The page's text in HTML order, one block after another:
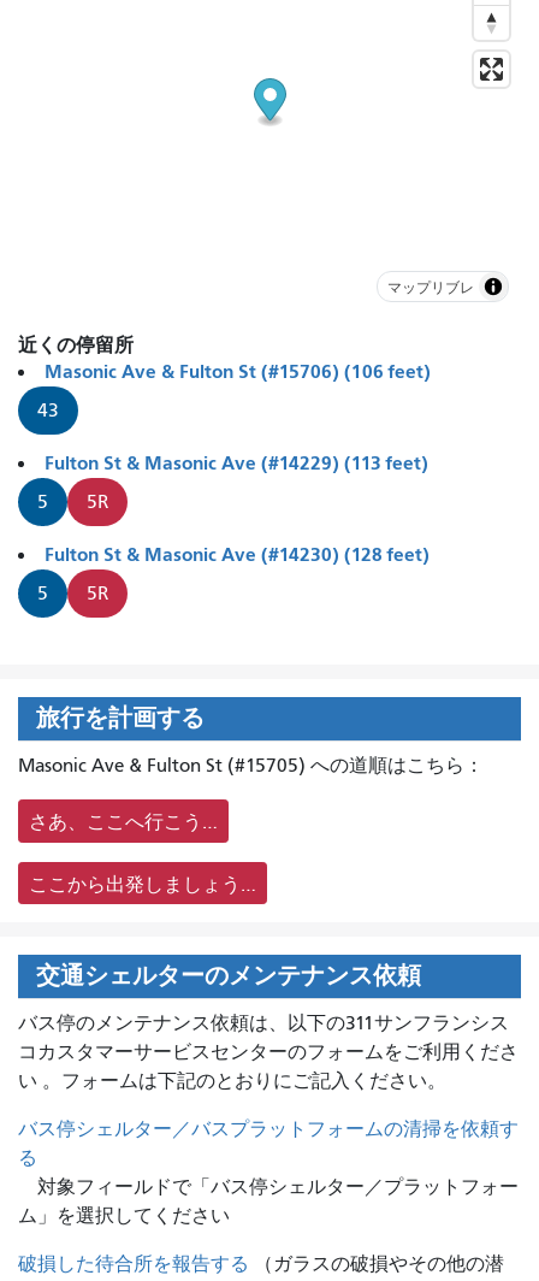
マップリブレ
近くの停留所
Masonic Ave & Fulton St (#15706) (106 feet)
43
Fulton St & Masonic Ave (#14229) (113 feet)
5 5R
Fulton St & Masonic Ave (#14230) (128 feet)
5 5R
旅行を計画する
Masonic Ave & Fulton St (#15705) への道順はこちら：
さあ、ここへ行こう…
ここから出発しましょう…
交通シェルターのメンテナンス依頼
バス停のメンテナンス依頼は、 以下の311サンフランシス
コカスタマーサービスセンターのフォームをご利用くださ
い 。フォームは下記のとおりにご記入ください。
バス停シェルター／バスプラットフォームの清掃を依頼す
る
対象フィールドで「バス停シェルター／プラットフォー
ム」を選択してください
破損した待合所を報告する
（ガラスの破損やその他の潜